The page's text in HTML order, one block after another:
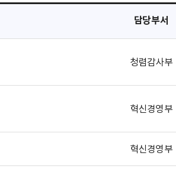
담당부서
청렴감사부
혁신경영부
혁신경영부